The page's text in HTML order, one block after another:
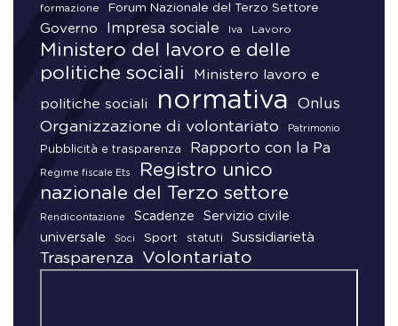
formazione Forum Nazionale del Terzo Settore
Governo Impresa sociale Iva Lavoro
Ministero del lavoro e delle
politiche sociali
Ministero lavoro e
politiche sociali normativa Onlus
Organizzazione di volontariato Patrimonio
Pubblicità e trasparenza Rapporto con la Pa
Regime fiscale Ets
Registro unico
nazionale del Terzo settore
Rendicontazione Scadenze
Servizio civile
universale
Soci Sport statuti Sussidiarietà
Trasparenza Volontariato